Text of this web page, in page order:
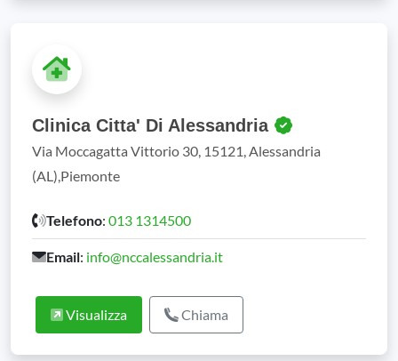
Clinica Citta' Di Alessandria
Via Moccagatta Vittorio 30, 15121, Alessandria
(AL),Piemonte
Telefono: 013 1314500
Email: info@nccalessandria.it
Visualizza Chiama